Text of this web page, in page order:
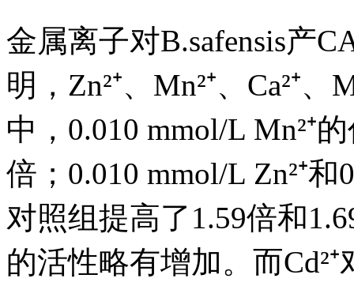
金属离子对B.safensis产
明，Zn²⁺、Mn²⁺、Ca²⁺
中，0.010 mmol/L Mn²⁺
倍；0.010 mmol/L Zn²⁺
对照组提高了1.59倍和
的活性略有增加。而